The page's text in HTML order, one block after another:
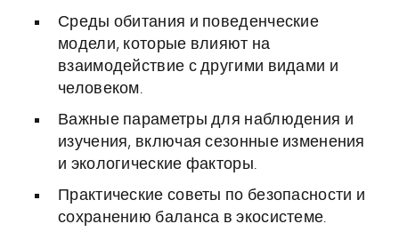
Среды обитания и поведенческие
модели, которые влияют на
взаимодействие с другими видами и
человеком.
Важные параметры для наблюдения и
изучения, включая сезонные изменения
и экологические факторы.
Практические советы по безопасности и
сохранению баланса в экосистеме.